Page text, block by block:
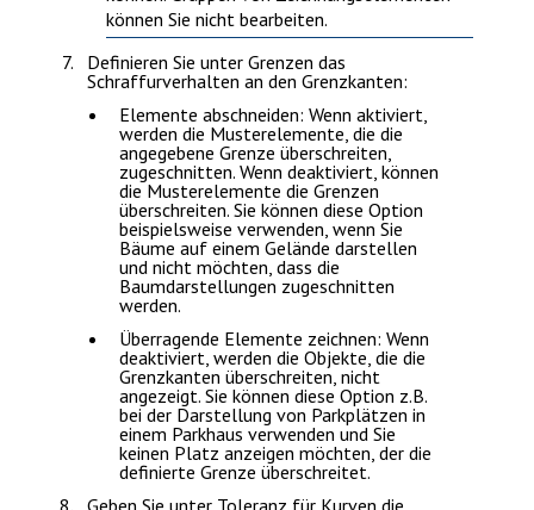
können Sie nicht bearbeiten.
Definieren Sie unterGrenzen das
Schraffurverhalten an den Grenzkanten:
Elemente abschneiden: Wenn aktiviert,
werden die Musterelemente, die die
angegebene Grenze überschreiten,
zugeschnitten. Wenn deaktiviert, können
die Musterelemente die Grenzen
überschreiten. Sie können diese Option
beispielsweise verwenden, wenn Sie
Bäume auf einem Gelände darstellen
und nicht möchten, dass die
Baumdarstellungen zugeschnitten
werden.
Überragende Elemente zeichnen: Wenn
deaktiviert, werden die Objekte, die die
Grenzkanten überschreiten, nicht
angezeigt. Sie können diese Option z.B.
bei der Darstellung von Parkplätzen in
einem Parkhaus verwenden und Sie
keinen Platz anzeigen möchten, der die
definierte Grenze überschreitet.
Geben Sie unter Toleranz für Kurven die